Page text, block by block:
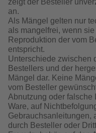
zeigt der Besteller
an.
Als Mängel gelten nur
als mangelfrei, wenn
Reproduktion der vom
entspricht.
Unterschiede zwischen
Bestellers und der
Mängel dar. Keine
vom Besteller
Abnutzung oder falsche
Ware, auf
Gebrauchsanleitungen,
durch Besteller oder